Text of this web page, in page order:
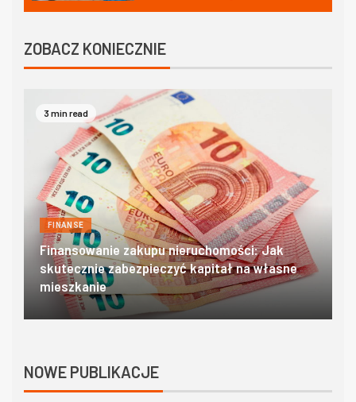
ZOBACZ KONIECZNIE
4 min read
FINANSE
Domki w zakopanem – poznaj góralski klimat w
najlepszym wydaniu
NOWE PUBLIKACJE